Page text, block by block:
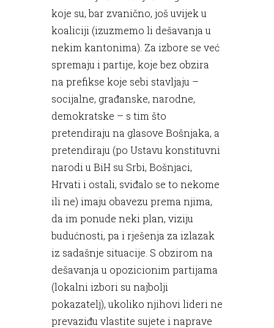
koje su, bar zvanično, još uvijek u
koaliciji (izuzmemo li dešavanja u
nekim kantonima). Za izbore se već
spremaju i partije, koje bez obzira
na prefikse koje sebi stavljaju –
socijalne, građanske, narodne,
demokratske – s tim što
pretendiraju na glasove Bošnjaka, a
pretendiraju (po Ustavu konstituvni
narodi u BiH su Srbi, Bošnjaci,
Hrvati i ostali, sviđalo se to nekome
ili ne) imaju obavezu prema njima,
da im ponude neki plan, viziju
budućnosti, pa i rješenja za izlazak
iz sadašnje situacije. S obzirom na
dešavanja u opozicionim partijama
(lokalni izbori su najbolji
pokazatelj), ukoliko njihovi lideri ne
prevaziđu vlastite sujete i naprave